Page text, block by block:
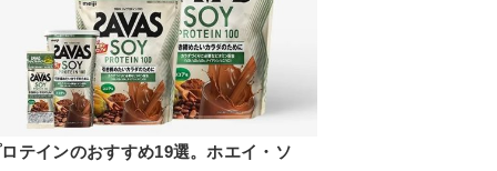
テインのおすすめ19選。ホエイ・ソ